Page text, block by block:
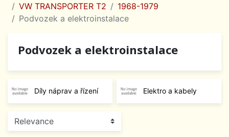
VW TRANSPORTER T2
1968-1979
Podvozek a elektroinstalace
Podvozek a elektroinstalace
Díly náprav a řízení Elektro a kabely